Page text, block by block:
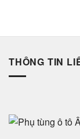
THÔNG TIN